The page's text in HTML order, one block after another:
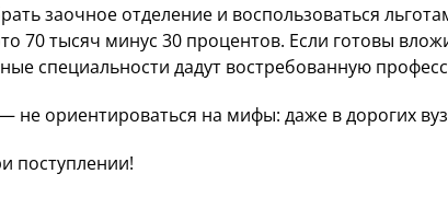
заочное отделение и воспользоваться
70 тысяч минус 30 процентов. Если готовы
специальности дадут востребованную
не ориентироваться на мифы: даже в дорогих
поступлении!